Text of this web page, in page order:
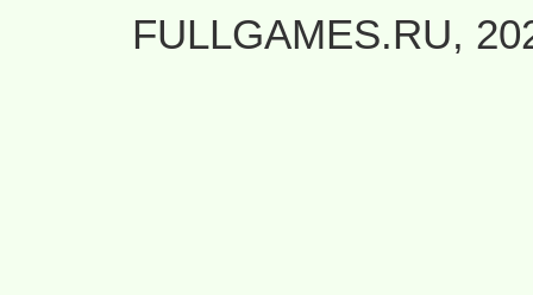
FULLGAMES.RU,